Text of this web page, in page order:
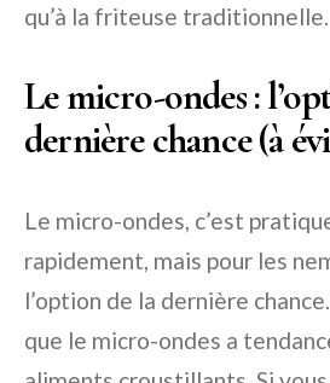
qu’à la friteuse traditionnelle.
Le micro-ondes :
dernière chance (à
Le micro-ondes, c’est
rapidement, mais pour les
l’option de la dernière
que le micro-ondes a